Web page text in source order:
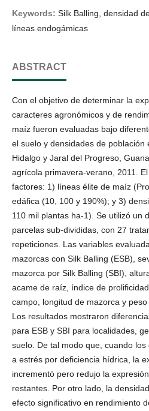
Keywords: Silk Balling, densidad
líneas endogámicas
ABSTRACT
Con el objetivo de determinar la
caracteres agronómicos y de
maíz fueron evaluadas bajo
el suelo y densidades de población
Hidalgo y Jaral del Progreso,
agrícola primavera-verano, 2011.
factores: 1) líneas élite de maíz
edáfica (10, 100 y 190%); y 3)
110 mil plantas ha-1). Se utilizó un
parcelas sub-divididas, con 27
repeticiones. Las variables
mazorcas con Silk Balling (ESB),
mazorca por Silk Balling (SBI),
acame de raíz, índice de
campo, longitud de mazorca y peso
Los resultados mostraron
para ESB y SBI para localidades,
suelo. De tal modo que, cuando
a estrés por deficiencia hídrica, la
incrementó pero redujo la
restantes. Por otro lado, la
efecto significativo en rendimiento